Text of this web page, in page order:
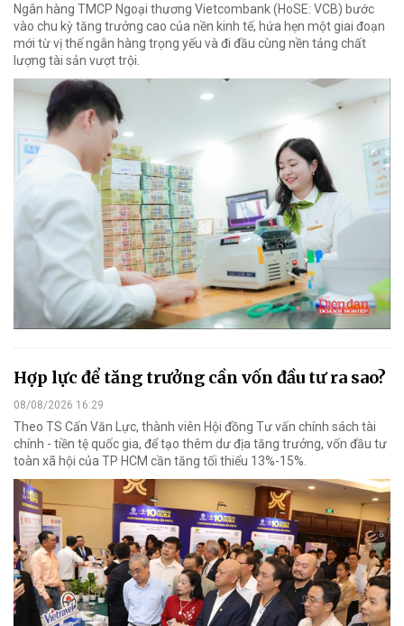
Ngân hàng TMCP Ngoại thương Vietcombank (HoSE: VCB) bước
vào chu kỳ tăng trưởng cao của nền kinh tế, hứa hẹn một giai đoạn
mới từ vị thế ngân hàng trọng yếu và đi đầu cùng nền tảng chất
lượng tài sản vượt trội.
Hợp lực để tăng trưởng cần vốn đầu tư ra sao?
08/08/2026 16:29
Theo TS Cấn Văn Lực, thành viên Hội đồng Tư vấn chính sách tài
chính - tiền tệ quốc gia, để tạo thêm dư địa tăng trưởng, vốn đầu tư
toàn xã hội của TP HCM cần tăng tối thiểu 13%-15%.